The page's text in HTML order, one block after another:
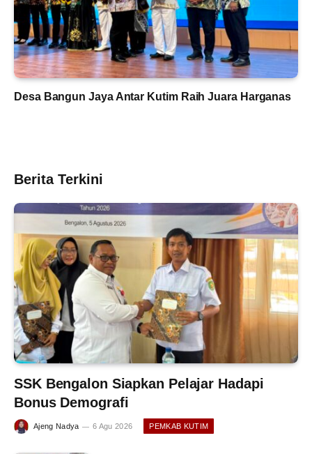
Desa Bangun Jaya Antar Kutim Raih Juara Harganas
Berita Terkini
SSK Bengalon Siapkan Pelajar Hadapi
Bonus Demografi
Ajeng Nadya 6 Agu 2026 PEMKAB KUTIM